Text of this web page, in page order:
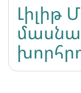
Լիլիթ